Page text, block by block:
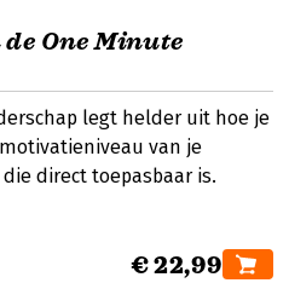
One Minute
legt helder uit hoe je
van je
direct toepasbaar is.
€ 22,99